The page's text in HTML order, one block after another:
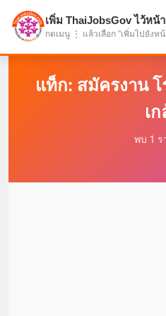
แบ่งปันโอกาส เพื่ออนาคตที่
แท็ก: สมัครงาน
เ
พบ 1 ร
เพิ่ม ThaiJobsGov ไว้หน้
กดเมนู ⋮ แล้วเลือก "เพิ่มไปยังห